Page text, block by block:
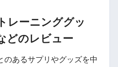
レーニンググッ
どのレビュー
のあるサプリやグッズを中